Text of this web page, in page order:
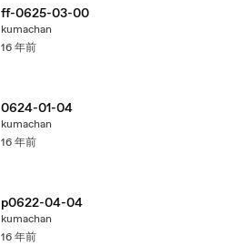
ff-0625-03-00
kumachan
16 年前
0624-01-04
kumachan
16 年前
p0622-04-04
kumachan
16 年前